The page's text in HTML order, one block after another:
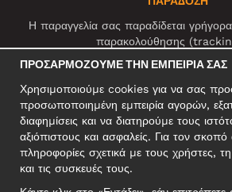
Η παραγγελία σας παραδίδεται
παρακολούθησης
ΚΟΙΝΩΝΙΚΆ ΔΊΚΤΥΑ
ΕΠΑΓΓΕΛΜΑΤΙΚΗ
Motley Denim Europe
ΠΡΟΣΑΡΜΌΖΟΥΜΕ ΤΗΝ ΕΜΠΕΙΡΊΑ ΣΑΣ
Χρησιμοποιούμε cookies για να σας
προσωποποιημένη εμπειρία αγορών,
διαφημίσεις και να διατηρούμε τους
αξιόπιστους και ασφαλείς. Για τον
πληροφορίες σχετικά με τους χρήστες,
και τις συσκευές τους.